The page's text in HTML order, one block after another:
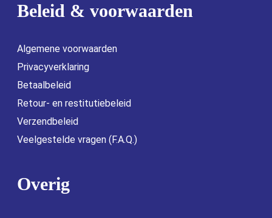
Beleid & voorwaarden
Algemene voorwaarden
Privacyverklaring
Betaalbeleid
Retour- en restitutiebeleid
Verzendbeleid
Veelgestelde vragen (F.A.Q.)
Overig